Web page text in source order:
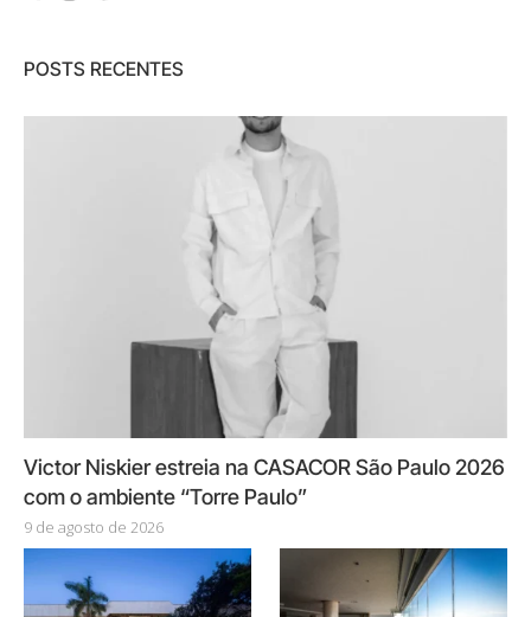
POSTS RECENTES
Victor Niskier estreia na CASACOR São Paulo 2026
com o ambiente “Torre Paulo”
9 de agosto de 2026